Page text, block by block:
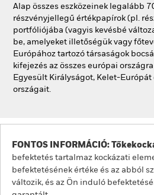
Alap összes eszközeinek legalább
részvényjellegű értékpapírok (pl.
portfóliójába (vagyis kevésbé
be, amelyeket illetőségük vagy
Európához tartozó társaságok
kifejezés az összes európai
Egyesült Királyságot, Kelet-
országait.
FONTOS INFORMÁCIÓ:
befektetés tartalmaz kockázati
befektetésének értéke és az abból
változik, és az Ön induló